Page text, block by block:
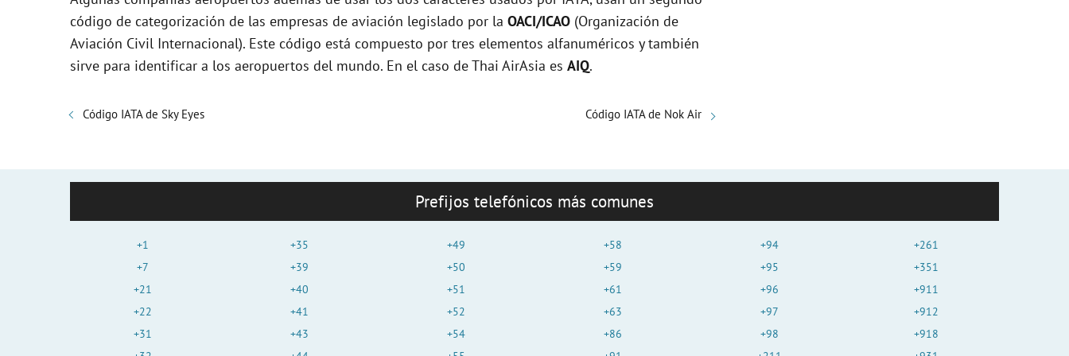
e
código de categorización de las empresas de aviación legislado por la OACI/ICAO (Organización de
Aviación Civil Internacional). Este código está compuesto por tres elementos alfanuméricos y también
sirve para identificar a los aeropuertos del mundo. En el caso de Thai AirAsia es AIQ.
Código IATA de Sky Eyes Código IATA de Nok Air
Prefijos telefónicos más comunes
+1
+7
+21
+22
+31
+35
+39
+40
+41
+43
+49
+50
+51
+52
+54
+58
+59
+61
+63
+86
+94
+95
+96
+97
+98
+261
+351
+911
+912
+918